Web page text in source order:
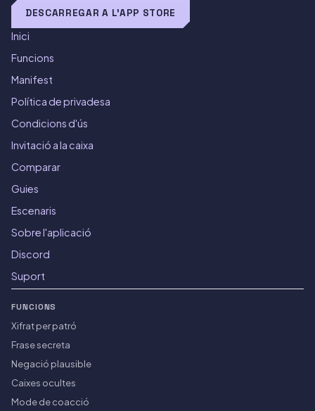
DESCARREGAR A L'APP STORE
Inici
Funcions
Manifest
Política de privadesa
Condicions d'ús
Invitació a la caixa
Comparar
Guies
Escenaris
Sobre l'aplicació
Discord
Suport
FUNCIONS
Xifrat per patró
Frase secreta
Negació plausible
Caixes ocultes
Mode de coacció